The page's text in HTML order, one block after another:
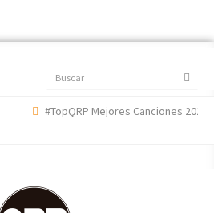
Buscar
#TopQRP Mejores Canciones 2022